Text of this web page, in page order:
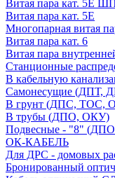
Витая пара кат. 5Е
Витая пара кат. 5Е
Многопарная витая
Витая пара кат. 6
Витая пара
Станционные
В кабельную
Самонесущие (ДПТ,
В грунт (ДПС, ТОС,
В трубы (ДПО, ОКУ)
Подвесные - "8"
ОК-КАБЕЛЬ
Для ДРС - домовых
Бронированный